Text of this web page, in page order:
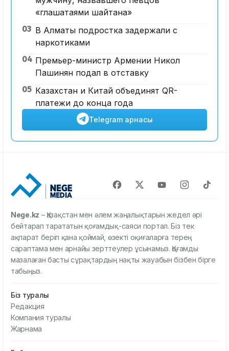
«глашатаями шайтана»
03 В Алматы подростка задержали с
наркотиками
04 Премьер-министр Армении Никол
Пашинян подал в отставку
05 Казахстан и Китай объединят QR-
платежи до конца года
Telegram арнасы
Nege.kz – Қазақстан мен әлем жаңалықтарын жедел әрі
бейтарап тарататын қоғамдық-саяси портал. Біз тек
ақпарат беріп қана қоймай, өзекті оқиғаларға терең
сараптама мен арнайы зерттеулер ұсынамыз. Қоғамды
мазалаған басты сұрақтардың нақты жауабын бізбен бірге
табыңыз.
Біз туралы
Редакция
Компания туралы
Жарнама